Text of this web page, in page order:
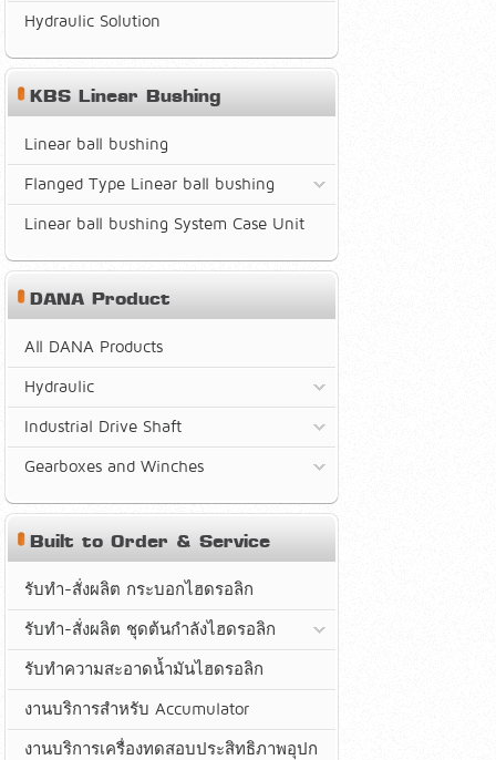
Hydraulic Solution
KBS Linear Bushing
Linear ball bushing
Flanged Type Linear ball bushing
Linear ball bushing System Case Unit
DANA Product
All DANA Products
Hydraulic
Industrial Drive Shaft
Gearboxes and Winches
Built to Order & Service
รับทำ-สั่งผลิต กระบอกไฮดรอลิก
รับทำ-สั่งผลิต ชุดต้นกำลังไฮดรอลิก
รับทำความสะอาดน้ำมันไฮดรอลิก
งานบริการสำหรับ Accumulator
งานบริการเครื่องทดสอบประสิทธิภาพอุปก